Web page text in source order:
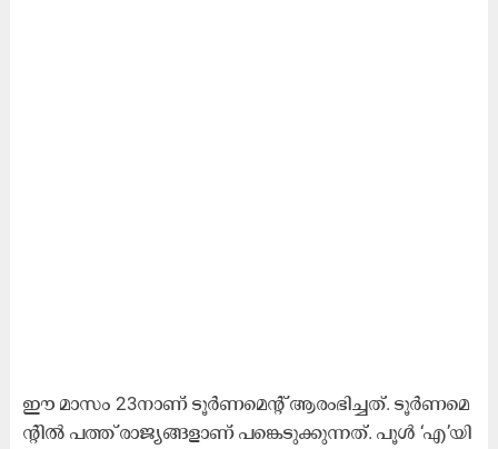
ഈ ​മാ​സം 23നാ​ണ്‌ ടൂ​ര്‍ണ​മെ​ന്റ് ആ​രം​ഭി​ച്ച​ത്. ടൂ​ര്‍ണ​മെ​
ന്റി​ല്‍ പ​ത്ത് രാ​ജ്യ​ങ്ങ​ളാ​ണ്‌ പ​ങ്കെ​ടു​ക്കു​ന്ന​ത്. പൂ​ള്‍ ‘എ’​യി​